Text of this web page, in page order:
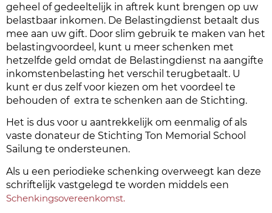
geheel of gedeeltelijk in aftrek kunt brengen op uw
belastbaar inkomen. De Belastingdienst betaalt dus
mee aan uw gift. Door slim gebruik te maken van het
belastingvoordeel, kunt u meer schenken met
hetzelfde geld omdat de Belastingdienst na aangifte
inkomstenbelasting het verschil terugbetaalt. U
kunt er dus zelf voor kiezen om het voordeel te
behouden of extra te schenken aan de Stichting.
Het is dus voor u aantrekkelijk om eenmalig of als
vaste donateur de Stichting Ton Memorial School
Sailung te ondersteunen.
Als u een periodieke schenking overweegt kan deze
schriftelijk vastgelegd te worden middels een
Schenkingsovereenkomst.